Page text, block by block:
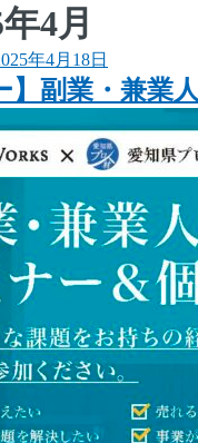
4月
年4月18日
】副業・兼